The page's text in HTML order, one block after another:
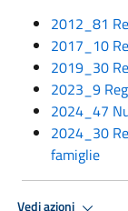
2012_81
2017_10
2019_30
2023_9
2024_47
2024_30
famiglie
Vedi azioni